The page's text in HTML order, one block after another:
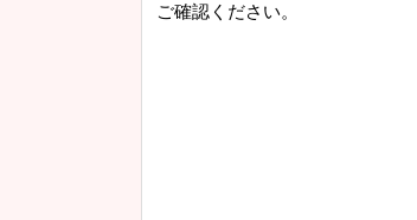
ご確認ください。